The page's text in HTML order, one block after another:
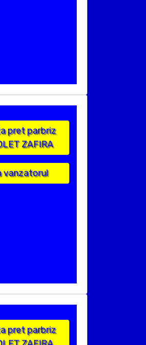
pret parbriz
ZAFIRA
vanzatorul
pret parbriz